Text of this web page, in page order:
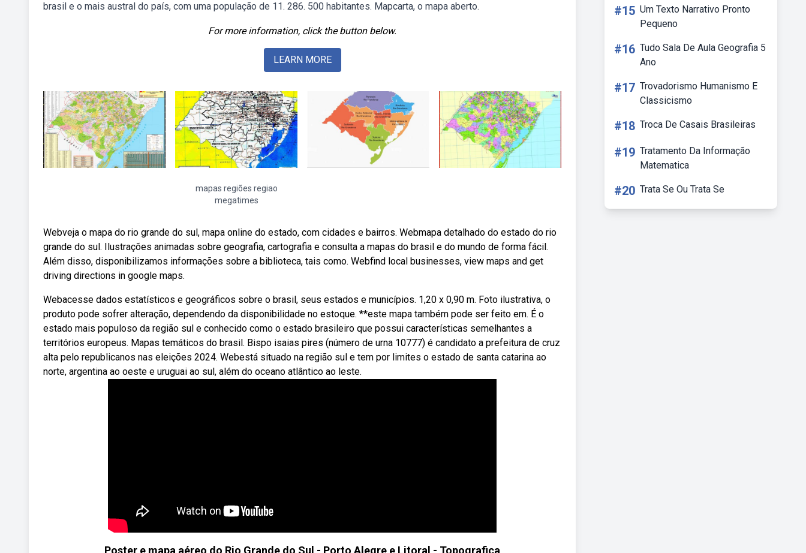
brasil e o mais austral do país, com uma população de 11. 286. 500 habitantes. Mapcarta, o mapa aberto.
For more information, click the button below.
LEARN MORE
mapas regiões regiao
megatimes
Webveja o mapa do rio grande do sul, mapa online do estado, com cidades e bairros. Webmapa detalhado do estado do rio
grande do sul. Ilustrações animadas sobre geografia, cartografia e consulta a mapas do brasil e do mundo de forma fácil.
Além disso, disponibilizamos informações sobre a biblioteca, tais como. Webfind local businesses, view maps and get
driving directions in google maps.
Webacesse dados estatísticos e geográficos sobre o brasil, seus estados e municípios. 1,20 x 0,90 m. Foto ilustrativa, o
produto pode sofrer alteração, dependendo da disponibilidade no estoque. **este mapa também pode ser feito em. É o
estado mais populoso da região sul e conhecido como o estado brasileiro que possui características semelhantes a
territórios europeus. Mapas temáticos do brasil. Bispo isaias pires (número de urna 10777) é candidato a prefeitura de cruz
alta pelo republicanos nas eleições 2024. Webestá situado na região sul e tem por limites o estado de santa catarina ao
norte, argentina ao oeste e uruguai ao sul, além do oceano atlântico ao leste.
Poster e mapa aéreo do Rio Grande do Sul - Porto Alegre e Litoral - Topografica
#15 Um Texto Narrativo Pronto
Pequeno
#16 Tudo Sala De Aula Geografia 5
Ano
#17 Trovadorismo Humanismo E
Classicismo
#18 Troca De Casais Brasileiras
#19 Tratamento Da Informação
Matematica
#20 Trata Se Ou Trata Se